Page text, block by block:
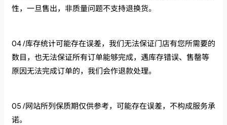
性，一旦售出，非质量问题不支持退换货。
04 /库存统计可能存在误差，我们无法保证门店有您所需要的
数目，也无法保证所有订单能够完成，遇库存错误、售罄等
原因无法完成订单的，我们会作退款处理。
05 /网站所列保质期仅供参考，可能存在误差，不构成服务承
诺。